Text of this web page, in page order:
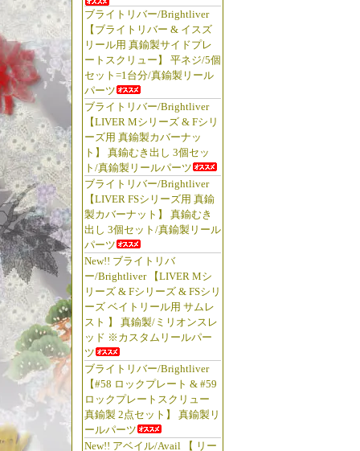
ブライトリバー/Brightliver
【ブライトリバー & イスズ
リール用 真鍮製サイドプレ
ートスクリュー】 平ネジ/5個
セット=1台分/真鍮製リール
パーツ
ブライトリバー/Brightliver
【LIVER Mシリーズ & Fシリ
ーズ用 真鍮製カバーナッ
ト】 真鍮むき出し 3個セッ
ト/真鍮製リールパーツ
ブライトリバー/Brightliver
【LIVER FSシリーズ用 真鍮
製カバーナット】 真鍮むき
出し 3個セット/真鍮製リール
パーツ
New!! ブライトリバ
ー/Brightliver 【LIVER Mシ
リーズ & Fシリーズ & FSシリ
ーズ ベイトリール用 サムレ
スト 】 真鍮製/ミリオンスレ
ッド ※カスタムリールパー
ツ
ブライトリバー/Brightliver
【#58 ロックプレート & #59
ロックプレートスクリュー
真鍮製 2点セット】 真鍮製リ
ールパーツ
New!! アベイル/Avail 【 リー